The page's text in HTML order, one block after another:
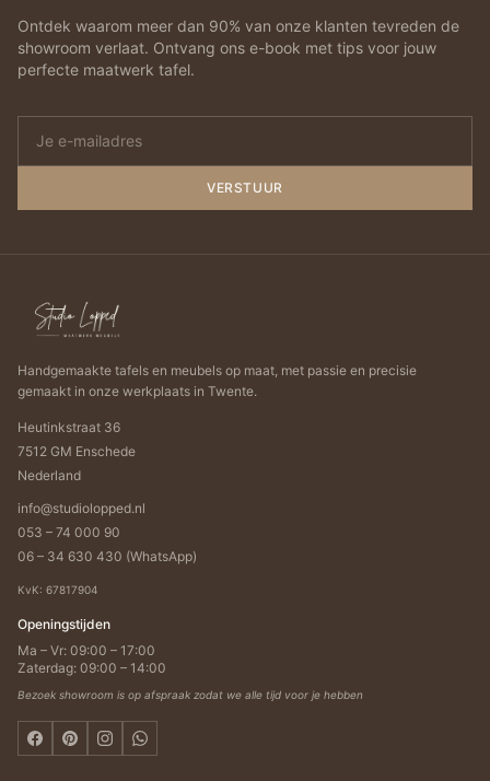
Ontdek waarom meer dan 90% van onze klanten tevreden de
showroom verlaat. Ontvang ons e-book met tips voor jouw
perfecte maatwerk tafel.
VERSTUUR
Handgemaakte tafels en meubels op maat, met passie en precisie
gemaakt in onze werkplaats in Twente.
Heutinkstraat 36
7512 GM Enschede
Nederland
info@studiolopped.nl
053 – 74 000 90
06 – 34 630 430 (WhatsApp)
KvK: 67817904
Openingstijden
Ma – Vr: 09:00 – 17:00
Zaterdag: 09:00 – 14:00
Bezoek showroom is op afspraak zodat we alle tijd voor je hebben